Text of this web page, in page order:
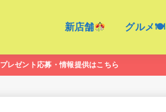
新店舗 グルメ🍽
プレゼント応募・情報提供はこちら